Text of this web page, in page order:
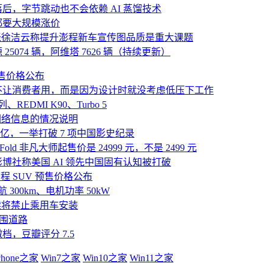
，字节跳动也不会依赖 AI 蒸馏技术
大规模涨价
洁云称提升澎程新车宣传图品质是重大课题
辆，阿维塔 7626 辆（持续更新）
价格公布
消费者用，而是因为设计时就没考虑低压下工作
、REDMI K90、Turbo 5
信息的情况说明
，一举打破 7 项中国影史纪录
非凡大师起售价是 24999 元，不是 2499 元
社称美国 AI 领先中国固有认知被打破
SUV 预售价格公布
300km、电机功率 50kW
禁止乘用车安装
道路
，豆瓣评分 7.5
之家 Win7之家 Win10之家 Win11之家